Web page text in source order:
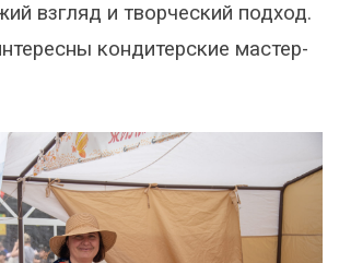
взгляд и творческий подход.
кондитерские мастер-